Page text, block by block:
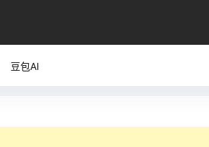
豆包AI